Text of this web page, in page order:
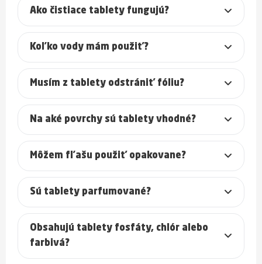
Ako čistiace tablety fungujú?
Koľko vody mám použiť?
Musím z tablety odstrániť fóliu?
Na aké povrchy sú tablety vhodné?
Môžem fľašu použiť opakovane?
Sú tablety parfumované?
Obsahujú tablety fosfáty, chlór alebo
farbivá?